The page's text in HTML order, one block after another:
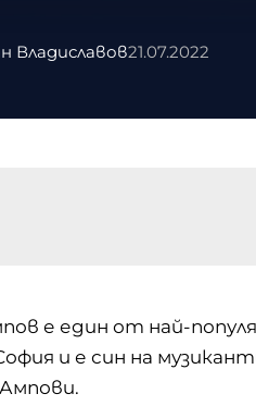
Владиславов21.07.2022
е един от най-
София и е син на